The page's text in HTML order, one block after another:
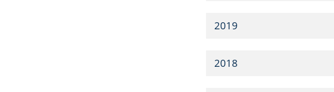
2019
2018